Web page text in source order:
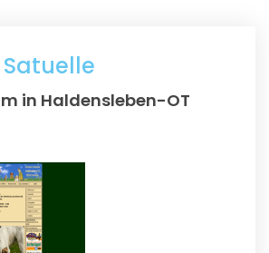
in Haldensleben-OT